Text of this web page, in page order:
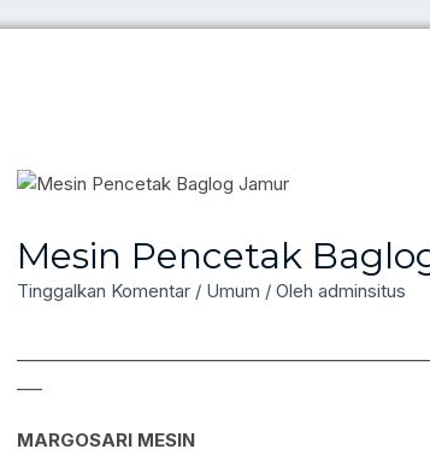
LIMBAH
Mesin Pencetak
Tinggalkan Komentar / Umum / Olehadminsitus
MARGOSARI MESIN